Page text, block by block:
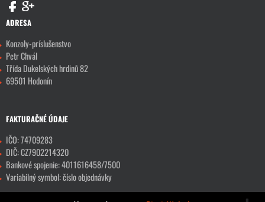
ADRESA
Konzoly-príslušenstvo
Petr Chvál
Třída Dukelských hrdinů 82
69501 Hodonín
FAKTURAČNÉ ÚDAJE
IČO: 74709283
DIČ: CZ7902214320
Bankové spojenie: 4011616458/7500
Variabilný symbol: číslo objednávky